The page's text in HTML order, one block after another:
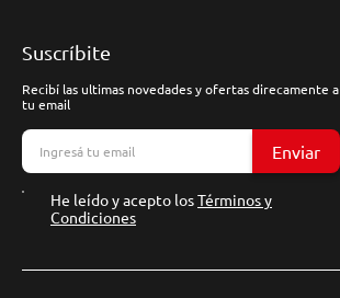
Suscríbite
Recibí las ultimas novedades y ofertas direcamente a
tu email
Enviar
He leído y acepto losTérminos y
Condiciones